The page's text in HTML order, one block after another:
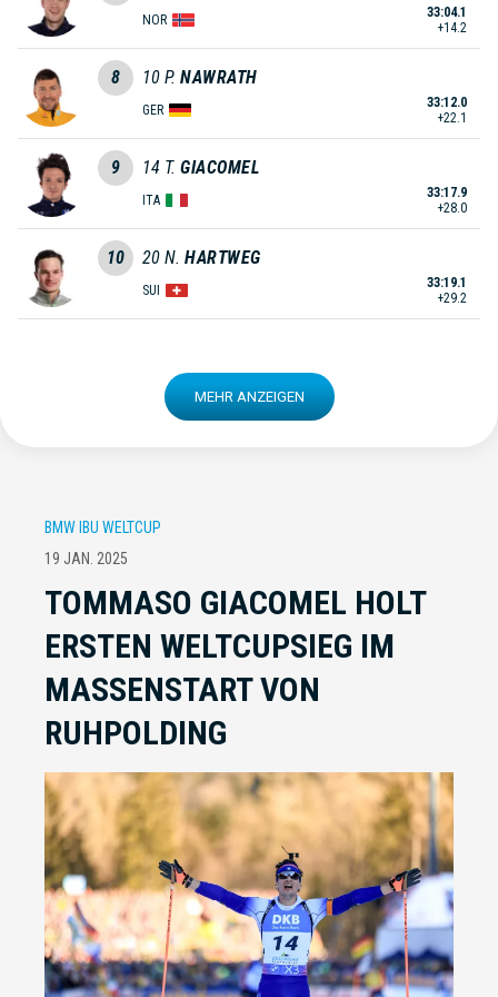
NOR
33:04.1
+14.2
8 10 P. NAWRATH
GER
33:12.0
+22.1
9 14 T. GIACOMEL
ITA
33:17.9
+28.0
10 20 N. HARTWEG
SUI
33:19.1
+29.2
MEHR ANZEIGEN
BMW IBU WELTCUP
19 JAN. 2025
TOMMASO GIACOMEL HOLT
ERSTEN WELTCUPSIEG IM
MASSENSTART VON
RUHPOLDING